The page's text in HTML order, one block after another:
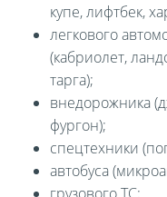
купе, лифтбек,
легкового
(кабриолет,
тарга);
внедорожника
фургон);
спецтехники
автобуса